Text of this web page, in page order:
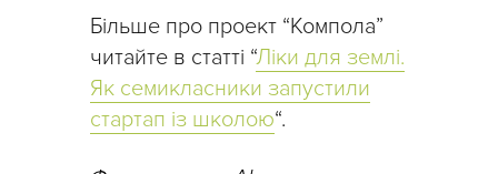
Більше про проект “Компола”
читайте в статті “Ліки для землі.
Як семикласники запустили
стартап із школою“.